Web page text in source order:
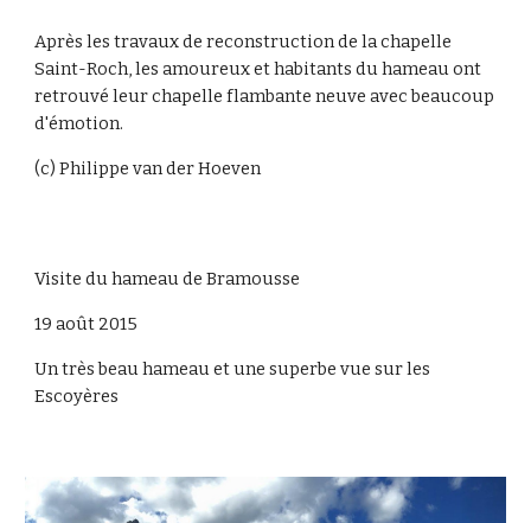
Après les travaux de reconstruction de la chapelle
Saint-Roch, les amoureux et habitants du hameau ont
retrouvé leur chapelle flambante neuve avec beaucoup
d'émotion.
(c) Philippe van der Hoeven
Visite du hameau de Bramousse
19 août 2015
Un très beau hameau et une superbe vue sur les
Escoyères